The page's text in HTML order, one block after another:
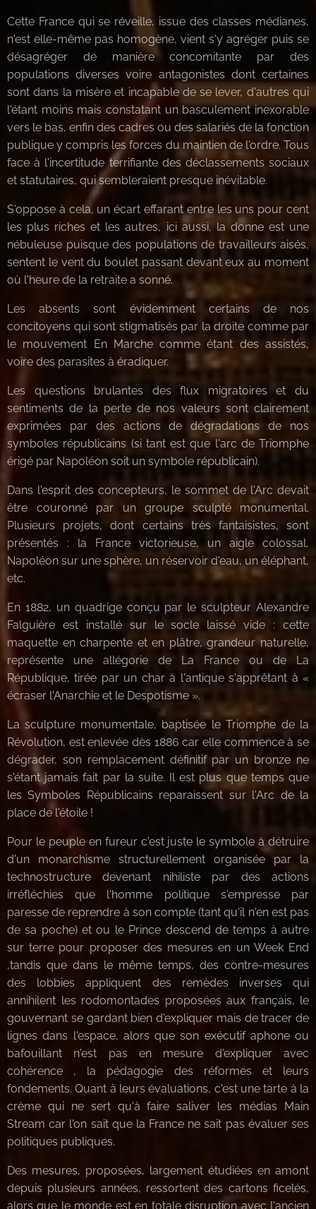
Cette France qui se réveille, issue des classes médianes,
n'est elle-même pas homogène, vient s'y agréger puis se
désagréger de manière concomitante par des
populations diverses voire antagonistes dont certaines
sont dans la misère et incapable de se lever, d'autres qui
l'étant moins mais constatant un basculement inexorable
vers le bas, enfin des cadres ou des salariés de la fonction
publique y compris les forces du maintien de l'ordre. Tous
face à l'incertitude terrifiante des déclassements sociaux
et statutaires, qui sembleraient presque inévitable.
S'oppose à cela, un écart effarant entre les uns pour cent
les plus riches et les autres, ici aussi, la donne est une
nébuleuse puisque des populations de travailleurs aisés,
sentent le vent du boulet passant devant eux au moment
où l'heure de la retraite a sonné.
Les absents sont évidemment certains de nos
concitoyens qui sont stigmatisés par la droite comme par
le mouvement En Marche comme étant des assistés,
voire des parasites à éradiquer.
Les questions brulantes des flux migratoires et du
sentiments de la perte de nos valeurs sont clairement
exprimées par des actions de dégradations de nos
symboles républicains (si tant est que l'arc de Triomphe
érigé par Napoléon soit un symbole républicain).
Dans l'esprit des concepteurs, le sommet de l'Arc devait
être couronné par un groupe sculpté monumental.
Plusieurs projets, dont certains très fantaisistes, sont
présentés : la France victorieuse, un aigle colossal,
Napoléon sur une sphère, un réservoir d'eau, un éléphant,
etc.
En 1882, un quadrige conçu par le sculpteur Alexandre
Falguière est installé sur le socle laissé vide : cette
maquette en charpente et en plâtre, grandeur naturelle,
représente une allégorie de La France ou de La
République, tirée par un char à l'antique s'apprêtant à «
écraser l'Anarchie et le Despotisme ».
La sculpture monumentale, baptisée le Triomphe de la
Révolution, est enlevée dès 1886 car elle commence à se
dégrader, son remplacement définitif par un bronze ne
s'étant jamais fait par la suite. Il est plus que temps que
les Symboles Républicains reparaissent sur l'Arc de la
place de l'étoile !
Pour le peuple en fureur c'est juste le symbole à détruire
d'un monarchisme structurellement organisée par la
technostructure devenant nihiliste par des actions
irréfléchies que l'homme politique s'empresse par
paresse de reprendre à son compte (tant qu'il n'en est pas
de sa poche) et ou le Prince descend de temps à autre
sur terre pour proposer des mesures en un Week End
,tandis que dans le même temps, des contre-mesures
des lobbies appliquent des remèdes inverses qui
annihilent les rodomontades proposées aux français, le
gouvernant se gardant bien d'expliquer mais de tracer de
lignes dans l'espace, alors que son exécutif aphone ou
bafouillant n'est pas en mesure d'expliquer avec
cohérence , la pédagogie des réformes et leurs
fondements. Quant à leurs évaluations, c'est une tarte à la
crème qui ne sert qu'à faire saliver les médias Main
Stream car l'on sait que la France ne sait pas évaluer ses
politiques publiques.
Des mesures, proposées, largement étudiées en amont
depuis plusieurs années, ressortent des cartons ficelés,
alors que le monde est en totale disruption avec l'ancien